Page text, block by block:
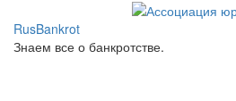
RusBankrot
Знаем все о банкротстве.